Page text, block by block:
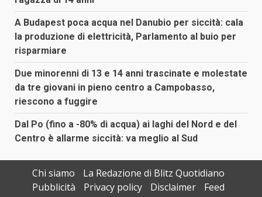
A Budapest poca acqua nel Danubio per siccità: cala
la produzione di elettricità, Parlamento al buio per
risparmiare
Due minorenni di 13 e 14 anni trascinate e molestate
da tre giovani in pieno centro a Campobasso,
riescono a fuggire
Dal Po (fino a -80% di acqua) ai laghi del Nord e del
Centro è allarme siccità: va meglio al Sud
Chi siamo
La Redazione di Blitz Quotidiano
Pubblicità
Privacy policy Disclaimer Feed